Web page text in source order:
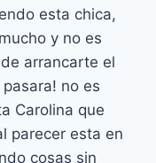
esta chica,
y no es
arrancarte el
no es
Carolina que
parecer esta en
cosas sin